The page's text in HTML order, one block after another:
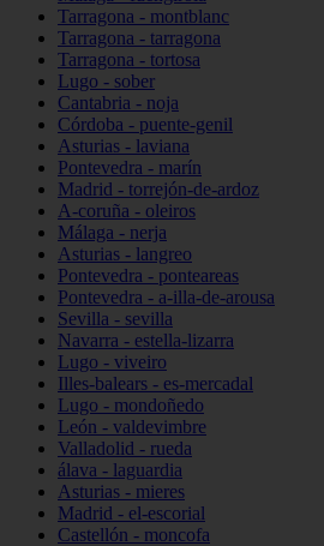
Tarragona - montblanc
Tarragona - tarragona
Tarragona - tortosa
Lugo - sober
Cantabria - noja
Córdoba - puente-genil
Asturias - laviana
Pontevedra - marín
Madrid - torrejón-de-ardoz
A-coruña - oleiros
Málaga - nerja
Asturias - langreo
Pontevedra - ponteareas
Pontevedra - a-illa-de-arousa
Sevilla - sevilla
Navarra - estella-lizarra
Lugo - viveiro
Illes-balears - es-mercadal
Lugo - mondoñedo
León - valdevimbre
Valladolid - rueda
álava - laguardia
Asturias - mieres
Madrid - el-escorial
Castellón - moncofa